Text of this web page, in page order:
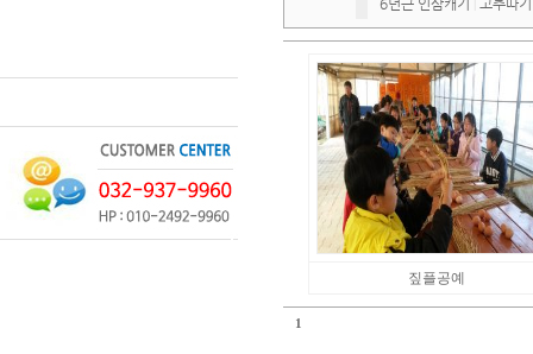
6년근 인삼캐기
고추따기
짚플공예
1